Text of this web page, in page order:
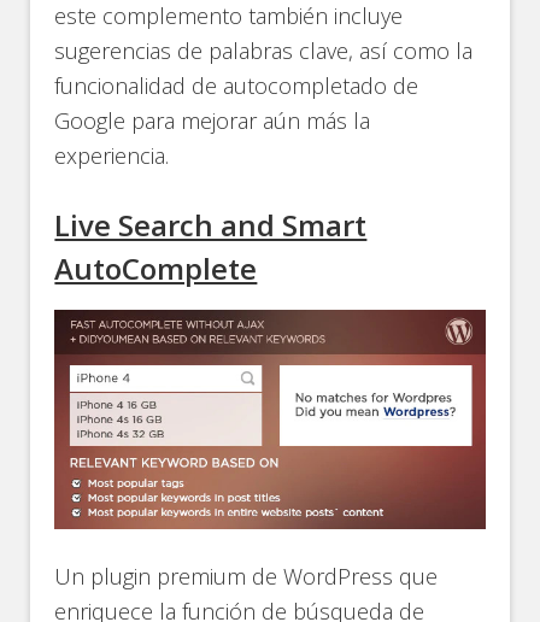
este complemento también incluye
sugerencias de palabras clave, así como la
funcionalidad de autocompletado de
Google para mejorar aún más la
experiencia.
Live Search and Smart
AutoComplete
Un plugin premium de WordPress que
enriquece la función de búsqueda de